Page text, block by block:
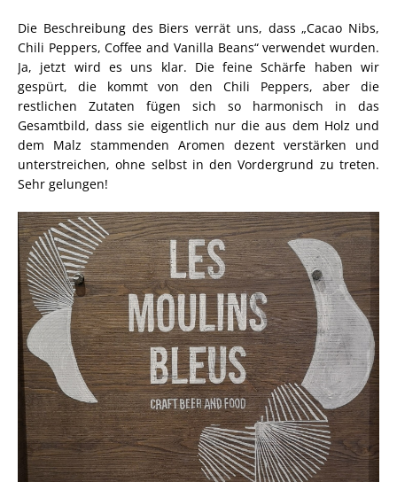
Die Beschreibung des Biers verrät uns, dass „Cacao Nibs,
Chili Peppers, Coffee and Vanilla Beans“ verwendet wurden.
Ja, jetzt wird es uns klar. Die feine Schärfe haben wir
gespürt, die kommt von den Chili Peppers, aber die
restlichen Zutaten fügen sich so harmonisch in das
Gesamtbild, dass sie eigentlich nur die aus dem Holz und
dem Malz stammenden Aromen dezent verstärken und
unterstreichen, ohne selbst in den Vordergrund zu treten.
Sehr gelungen!